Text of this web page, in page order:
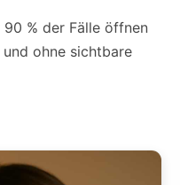
% der Fälle öffnen
ohne sichtbare